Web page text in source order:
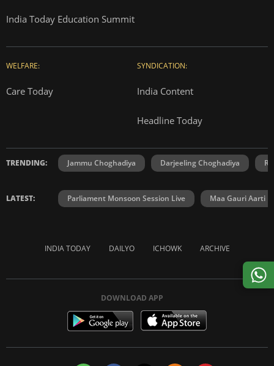
India Today Education Summit
WELFARE:
Care Today
SYNDICATION:
India Content
Headline Today
TRENDING: Jammu Choghadiya Darjeeling Choghadiya
LATEST: Parliament Monsoon Session Live Maa Gauri Aarti
INDIA TODAY DAILYO ICHOWK ARCHIVE
DOWNLOAD APP